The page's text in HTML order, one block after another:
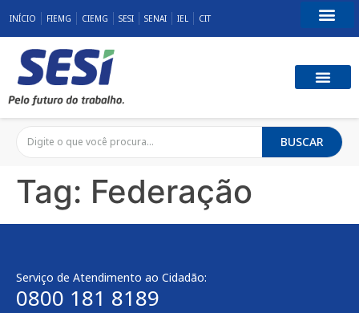
INÍCIO FIEMG CIEMG SESI SENAI IEL CIT
BUSCAR
Tag: Federação
Serviço de Atendimento ao Cidadão:
0800 181 8189